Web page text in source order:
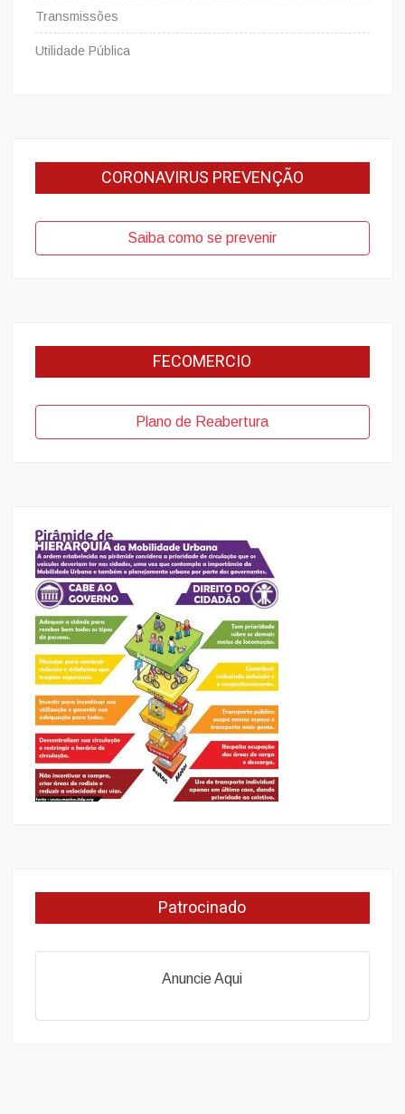
Transmissões
Utilidade Pública
CORONAVIRUS PREVENÇÃO
Saiba como se prevenir
FECOMERCIO
Plano de Reabertura
Patrocinado
Anuncie Aqui